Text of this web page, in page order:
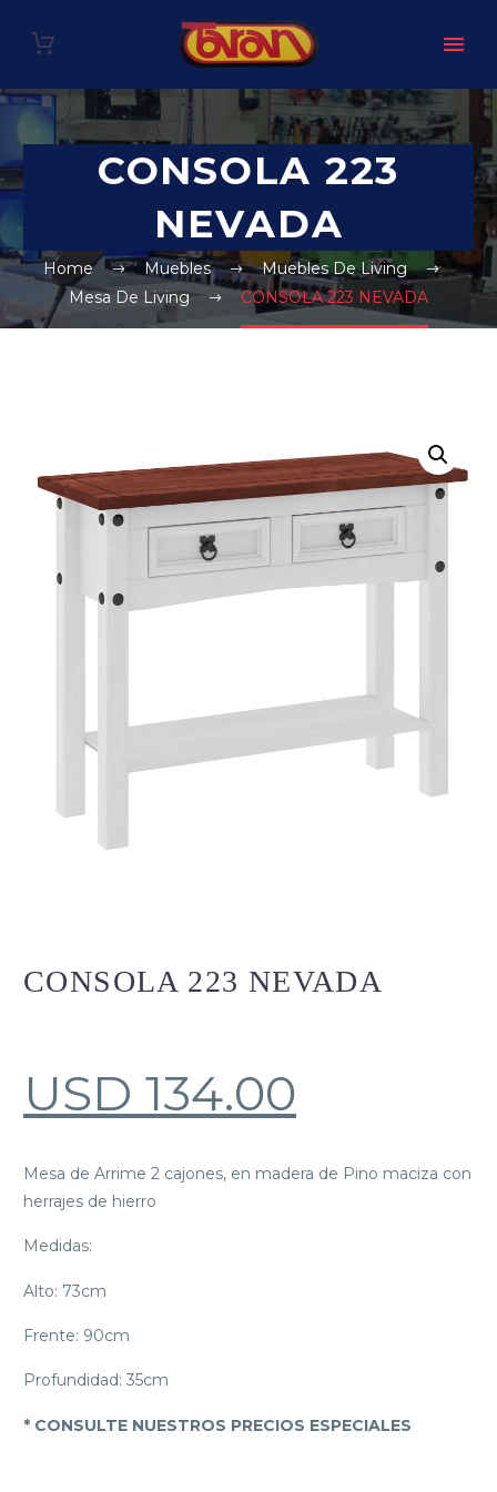
CONSOLA 223
NEVADA
Home Muebles
Muebles De Living
Mesa De Living
CONSOLA 223 NEVADA
CONSOLA 223 NEVADA
USD 134.00
Mesa de Arrime 2 cajones, en madera de Pino maciza con
herrajes de hierro
Medidas:
Alto: 73cm
Frente: 90cm
Profundidad: 35cm
* CONSULTE NUESTROS PRECIOS ESPECIALES